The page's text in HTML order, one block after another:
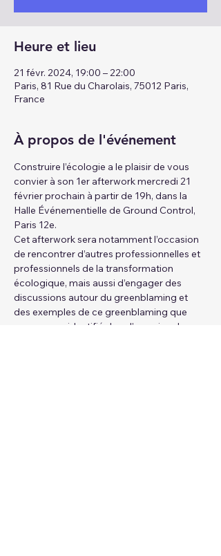
Heure et lieu
21 févr. 2024, 19:00 – 22:00
Paris, 81 Rue du Charolais, 75012 Paris,
France
À propos de l'événement
Construire l’écologie a le plaisir de vous
convier à son 1er afterwork mercredi 21
février prochain à partir de 19h, dans la
Halle Événementielle de Ground Control,
Paris 12e.
Cet afterwork sera notamment l’occasion
de rencontrer d’autres professionnelles et
professionnels de la transformation
écologique, mais aussi d’engager des
discussions autour du greenblaming et
des exemples de ce greenblaming que
nous avons identifié dans l’exercice de nos